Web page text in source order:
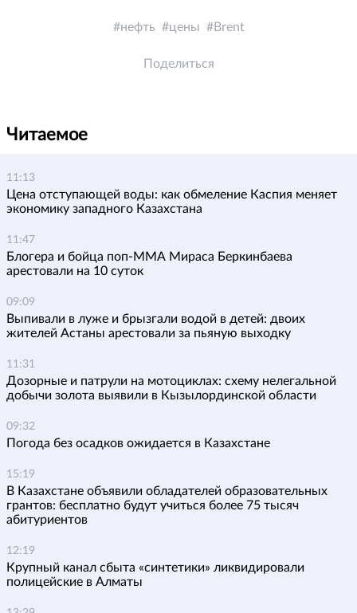
нефть цены Brent
Поделиться
Читаемое
11:13
Цена отступающей воды: как обмеление Каспия меняет
экономику западного Казахстана
11:47
Блогера и бойца поп-ММА Мираса Беркинбаева
арестовали на 10 суток
09:09
Выпивали в луже и брызгали водой в детей: двоих
жителей Астаны арестовали за пьяную выходку
11:31
Дозорные и патрули на мотоциклах: схему нелегальной
добычи золота выявили в Кызылординской области
09:32
Погода без осадков ожидается в Казахстане
15:19
В Казахстане объявили обладателей образовательных
грантов: бесплатно будут учиться более 75 тысяч
абитуриентов
12:19
Крупный канал сбыта «синтетики» ликвидировали
полицейские в Алматы